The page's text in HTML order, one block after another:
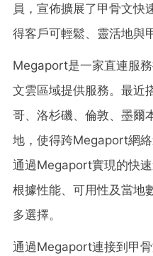
員，宣佈擴展了甲骨文快
得客戶可輕鬆、靈活地與
Megaport是一家直連服
文雲區域提供服務。最近
哥、洛杉磯、倫敦、墨爾
地，使得跨Megaport網
通過Megaport實現的快
根據性能、可用性及當地
多選擇。
通過Megaport連接到甲